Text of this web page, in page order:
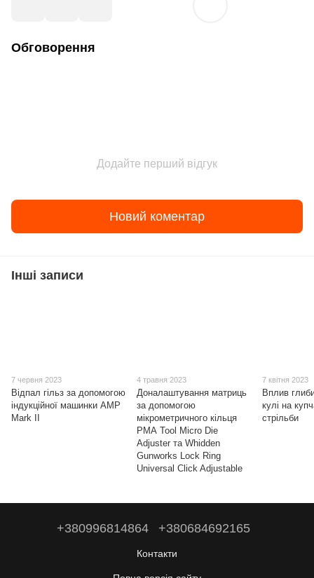
Обговорення
Додайте перший відгук
Новий коментар
Інші записи
7 червня 2023
Відпал гільз за допомогою
індукційної машинки AMP
Mark II
4 травня 2023
Доналаштування матриць
за допомогою
мікрометричного кільця
РМА Tool Micro Die
Adjuster та Whidden
Gunworks Lock Ring
Universal Click Adjustable
7 квітня 2023
Вплив
кулі на
стрільби
+380996814864 +380684692165
Контакти